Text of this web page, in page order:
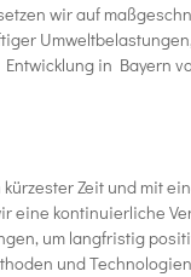
wir auf
in Bayern
Zeit und mit
kontinuierliche
um langfristig
und